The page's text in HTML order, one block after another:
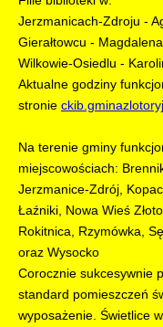
Jerzmanicach-Zdroju -
Gierałtowcu -
Wilkowie-Osiedlu -
Aktualne godziny
stronie
Na terenie gminy
miejscowościach:
Jerzmanice-Zdrój,
Łaźniki, Nowa Wieś
Rokitnica, Rzymówka,
oraz Wysocko
Corocznie sukcesywnie
standard pomieszczeń
wyposażenie. Świetlice